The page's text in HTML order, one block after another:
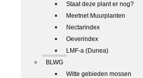
Staat deze plant er nog?
Meetnet Muurplanten
Nectarindex
Oeverindex
LMF-a (Dunea)
BLWG
Witte gebieden mossen